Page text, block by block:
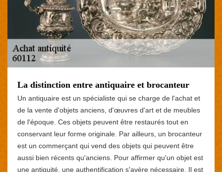
La distinction entre antiquaire et brocanteur
Un antiquaire est un spécialiste qui se charge de l'achat et
de la vente d'objets anciens, d'œuvres d'art et de meubles
de l'époque. Ces objets peuvent être restaurés tout en
conservant leur forme originale. Par ailleurs, un brocanteur
est un commerçant qui vend des objets qui peuvent être
aussi bien récents qu'anciens. Pour affirmer qu'un objet est
une antiquité, une authentification s'avère nécessaire. Il est